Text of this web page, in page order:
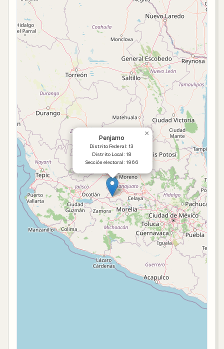
Penjamo
Distrito Federal: 13
Distrito Local: 18
Sección electoral: 1966
×